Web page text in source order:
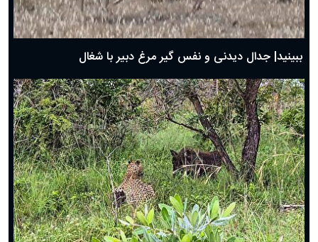
حضرت زینب(س) چگونه از دنیا رفت؟
بهترین پیامک تبریک روز پدر ۱۴۰۴؛ جملات زیبا و صمیمانه
ببینید| جدال دیدنی و نفس گیر مرغ دبیر با شغال